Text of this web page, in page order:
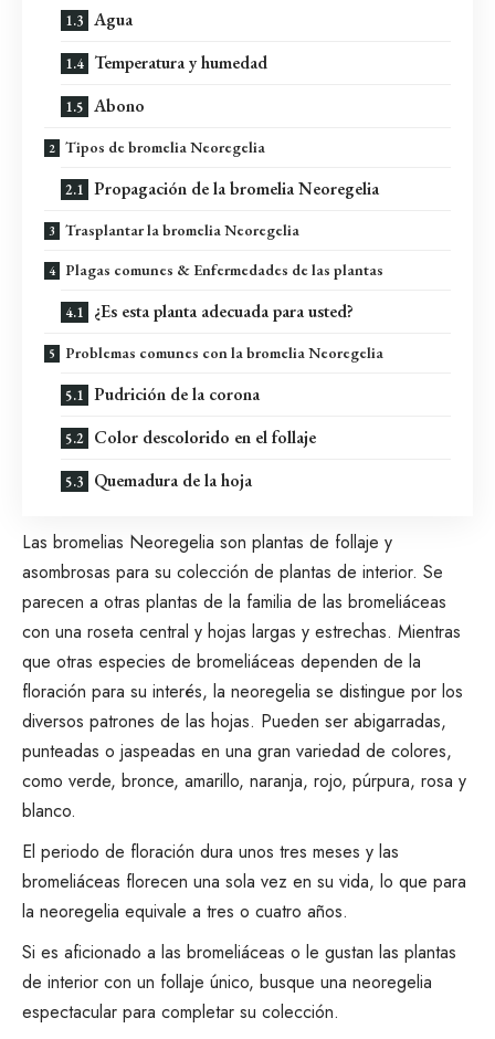
Agua
Temperatura y humedad
Abono
Tipos de bromelia Neoregelia
Propagación de la bromelia Neoregelia
Trasplantar la bromelia Neoregelia
Plagas comunes & Enfermedades de las plantas
¿Es esta planta adecuada para usted?
Problemas comunes con la bromelia Neoregelia
Pudrición de la corona
Color descolorido en el follaje
Quemadura de la hoja
Las bromelias Neoregelia son plantas de follaje y
asombrosas para su colección de plantas de interior. Se
parecen a otras plantas de la familia de las bromeliáceas
con una roseta central y hojas largas y estrechas. Mientras
que otras especies de bromeliáceas dependen de la
floración para su interés, la neoregelia se distingue por los
diversos patrones de las hojas. Pueden ser abigarradas,
punteadas o jaspeadas en una gran variedad de colores,
como verde, bronce, amarillo, naranja, rojo, púrpura, rosa y
blanco.
El periodo de floración dura unos tres meses y las
bromeliáceas florecen una sola vez en su vida, lo que para
la neoregelia equivale a tres o cuatro años.
Si es aficionado a las bromeliáceas o le gustan las plantas
de interior con un follaje único, busque una neoregelia
espectacular para completar su colección.